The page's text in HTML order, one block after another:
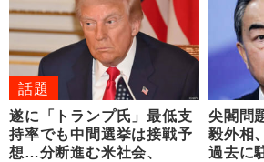
話題
遂に「トランプ氏」最低支
持率でも中間選挙は接戦予
想…分断進む米社会、
尖閣問
毅外相
過去に